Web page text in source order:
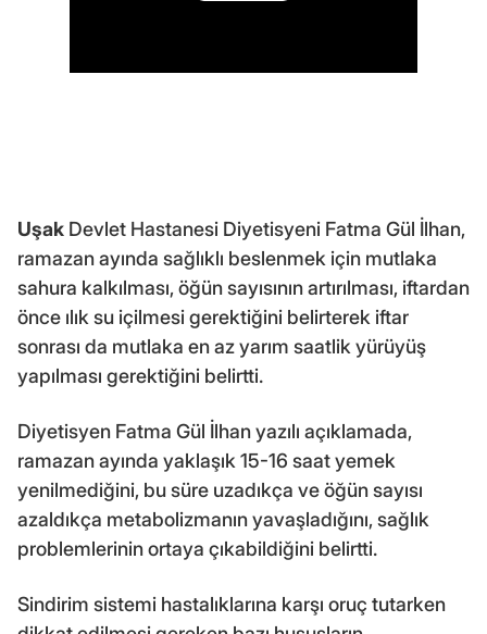
Uşak Devlet Hastanesi Diyetisyeni Fatma Gül İlhan,
ramazan ayında sağlıklı beslenmek için mutlaka
sahura kalkılması, öğün sayısının artırılması, iftardan
önce ılık su içilmesi gerektiğini belirterek iftar
sonrası da mutlaka en az yarım saatlik yürüyüş
yapılması gerektiğini belirtti.
Diyetisyen Fatma Gül İlhan yazılı açıklamada,
ramazan ayında yaklaşık 15-16 saat yemek
yenilmediğini, bu süre uzadıkça ve öğün sayısı
azaldıkça metabolizmanın yavaşladığını, sağlık
problemlerinin ortaya çıkabildiğini belirtti.
Sindirim sistemi hastalıklarına karşı oruç tutarken